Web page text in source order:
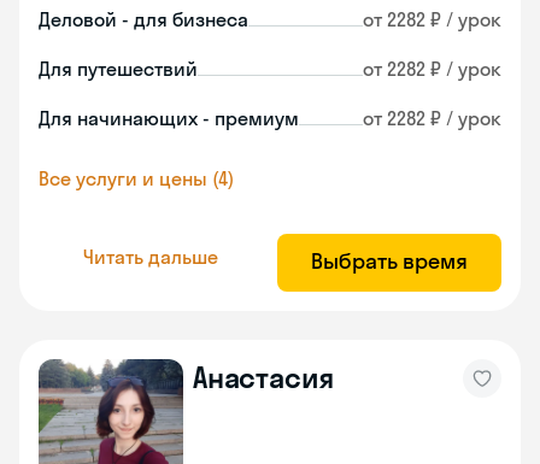
Деловой - для бизнеса от 2282 ₽ / урок
Для путешествий от 2282 ₽ / урок
Для начинающих - премиум от 2282 ₽ / урок
Все услуги и цены (4)
Читать дальше Выбрать время
Анастасия